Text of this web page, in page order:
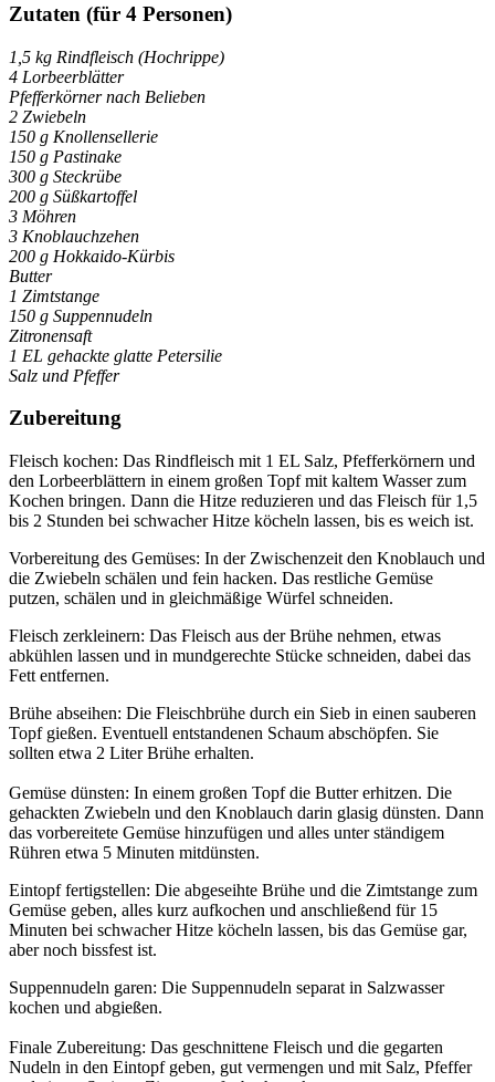
Zutaten (für 4 Personen)
1,5 kg Rindfleisch (Hochrippe)
4 Lorbeerblätter
Pfefferkörner nach Belieben
2 Zwiebeln
150 g Knollensellerie
150 g Pastinake
300 g Steckrübe
200 g Süßkartoffel
3 Möhren
3 Knoblauchzehen
200 g Hokkaido-Kürbis
Butter
1 Zimtstange
150 g Suppennudeln
Zitronensaft
1 EL gehackte glatte Petersilie
Salz und Pfeffer
Zubereitung
Fleisch kochen: Das Rindfleisch mit 1 EL Salz, Pfefferkörnern und
den Lorbeerblättern in einem großen Topf mit kaltem Wasser zum
Kochen bringen. Dann die Hitze reduzieren und das Fleisch für 1,5
bis 2 Stunden bei schwacher Hitze köcheln lassen, bis es weich ist.
Vorbereitung des Gemüses: In der Zwischenzeit den Knoblauch und
die Zwiebeln schälen und fein hacken. Das restliche Gemüse
putzen, schälen und in gleichmäßige Würfel schneiden.
Fleisch zerkleinern: Das Fleisch aus der Brühe nehmen, etwas
abkühlen lassen und in mundgerechte Stücke schneiden, dabei das
Fett entfernen.
Brühe abseihen: Die Fleischbrühe durch ein Sieb in einen sauberen
Topf gießen. Eventuell entstandenen Schaum abschöpfen. Sie
sollten etwa 2 Liter Brühe erhalten.
Gemüse dünsten: In einem großen Topf die Butter erhitzen. Die
gehackten Zwiebeln und den Knoblauch darin glasig dünsten. Dann
das vorbereitete Gemüse hinzufügen und alles unter ständigem
Rühren etwa 5 Minuten mitdünsten.
Eintopf fertigstellen: Die abgeseihte Brühe und die Zimtstange zum
Gemüse geben, alles kurz aufkochen und anschließend für 15
Minuten bei schwacher Hitze köcheln lassen, bis das Gemüse gar,
aber noch bissfest ist.
Suppennudeln garen: Die Suppennudeln separat in Salzwasser
kochen und abgießen.
Finale Zubereitung: Das geschnittene Fleisch und die gegarten
Nudeln in den Eintopf geben, gut vermengen und mit Salz, Pfeffer